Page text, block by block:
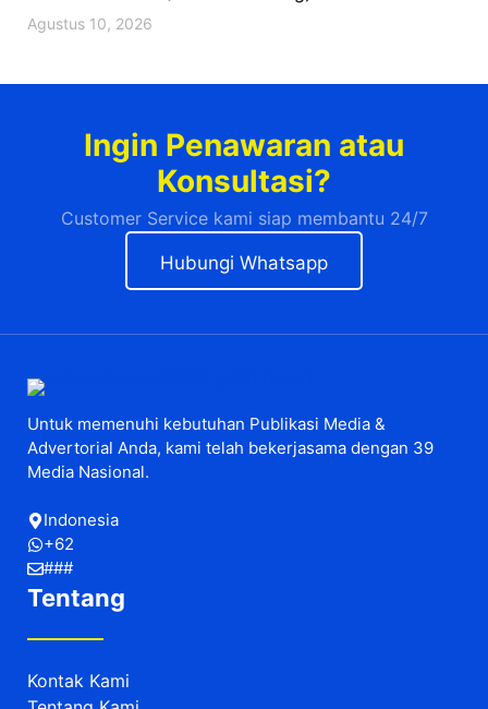
Agustus 10, 2026
Ingin Penawaran atau
Konsultasi?
Customer Service kami siap membantu 24/7
Hubungi Whatsapp
Untuk memenuhi kebutuhan Publikasi Media &
Advertorial Anda, kami telah bekerjasama dengan 39
Media Nasional.
Indonesia
+62
###
Tentang
Kontak Kami